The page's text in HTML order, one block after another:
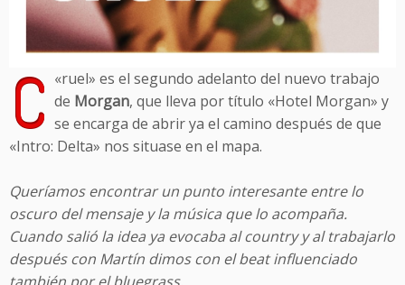
«
C
ruel» es el segundo adelanto del nuevo trabajo
de Morgan, que lleva por título «Hotel Morgan» y
se encarga de abrir ya el camino después de que
«Intro: Delta» nos situase en el mapa.
Queríamos encontrar un punto interesante entre lo
oscuro del mensaje y la música que lo acompaña.
Cuando salió la idea ya evocaba al country y al trabajarlo
después con Martín dimos con el beat influenciado